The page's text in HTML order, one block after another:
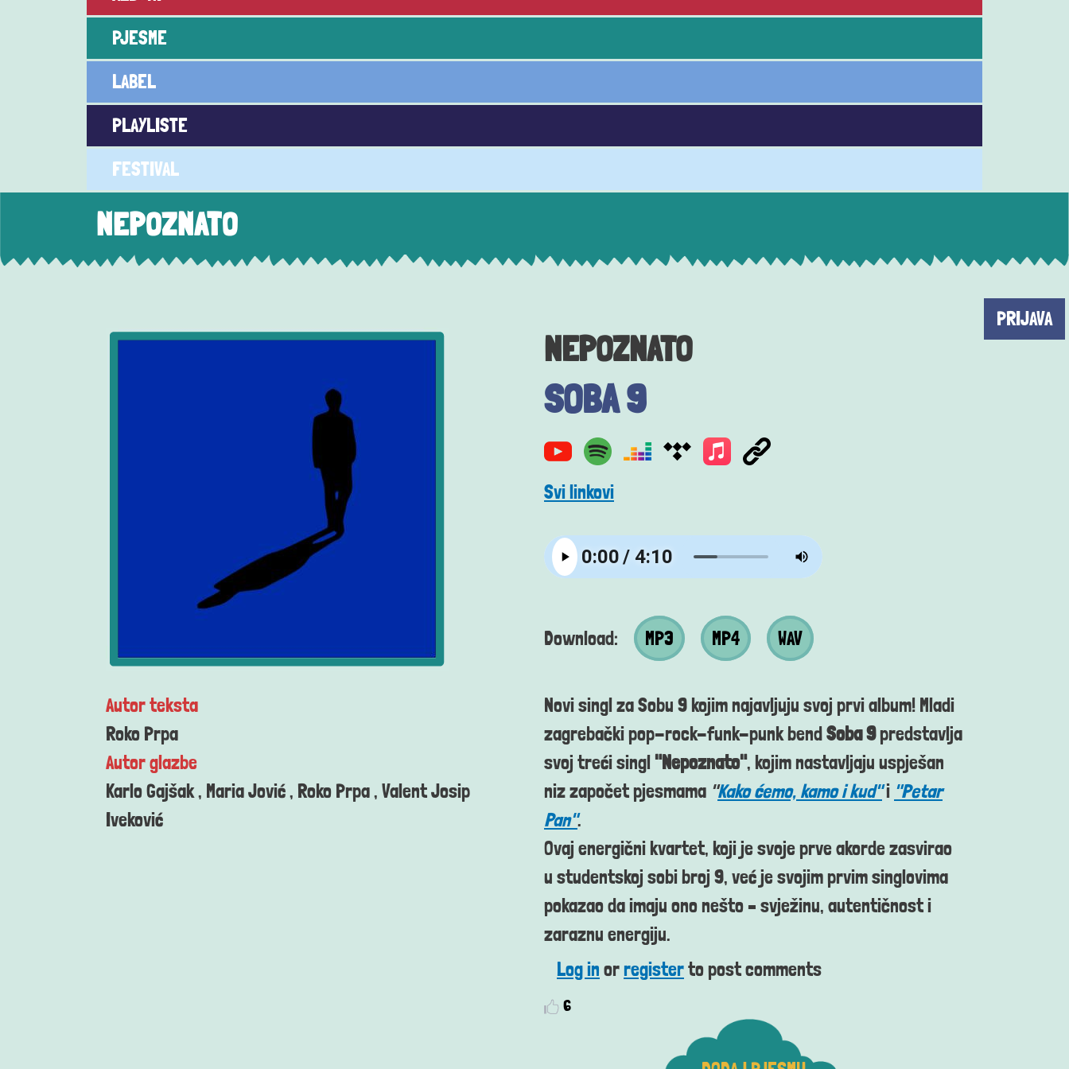
PJESME
LABEL
PLAYLISTE
FESTIVAL
PRIJAVA
NEPOZNATO
NEPOZNATO
SOBA 9
Svi linkovi
Download: MP3 datoteka
MP3 MP4 datoteka
MP4 Wav datoteka
WAV
Autor teksta
Roko Prpa
Autor glazbe
Karlo Gajšak , Maria Jović , Roko Prpa , Valent Josip
Iveković
Novi singl za Sobu 9 kojim najavljuju svoj prvi album! Mladi
zagrebački pop-rock-funk-punk bendSoba 9predstavlja
svoj treći singl"Nepoznato", kojim nastavljaju uspješan
niz započet pjesmama "Kako ćemo, kamo i kud"i "Petar
Pan".
Ovaj energični kvartet, koji je svoje prve akorde zasvirao
u studentskoj sobi broj 9, već je svojim prvim singlovima
pokazao da imaju ono nešto – svježinu, autentičnost i
zaraznu energiju.
Log in orregisterto post comments
6